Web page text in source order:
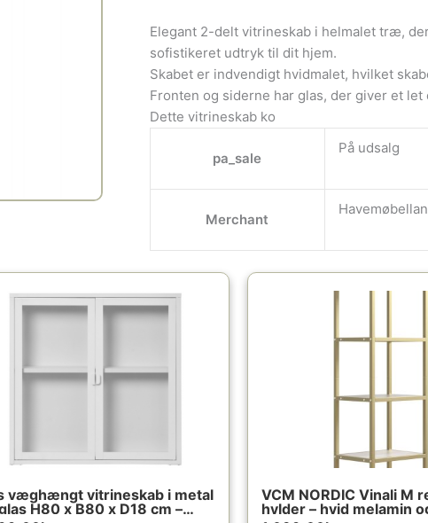
Elegant 2-delt vitrineskab i helmalet træ,
sofistikeret udtryk til dit hjem.
Skabet er indvendigt hvidmalet, hvilket
Fronten og siderne har glas, der giver et let
Dette vitrineskab ko
pa_sale
På udsalg
Merchant
væghængt vitrineskab i metal
H80 x B80 x D18 cm –
VCM NORDIC Vinali M
hylder – hvid melamin